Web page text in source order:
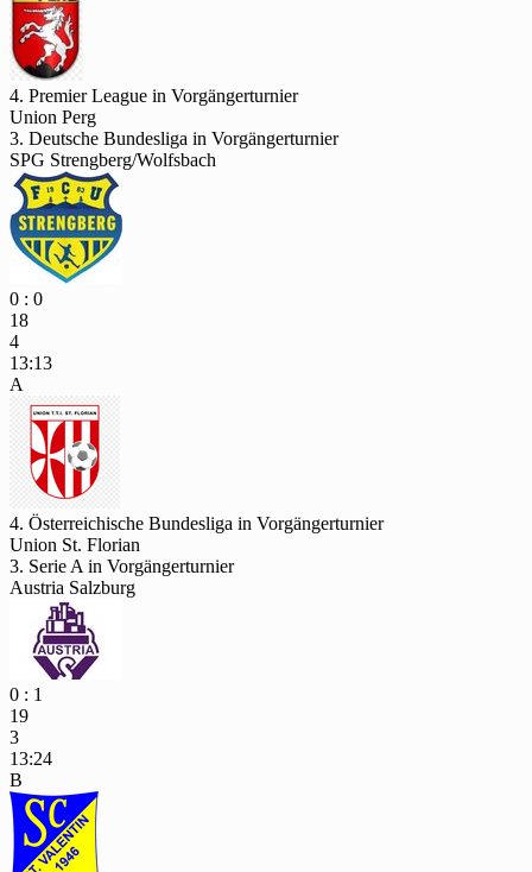
4. Premier League in Vorgängerturnier
Union Perg
3. Deutsche Bundesliga in Vorgängerturnier
SPG Strengberg/Wolfsbach
0 : 0
18
4
13:13
A
4. Österreichische Bundesliga in Vorgängerturnier
Union St. Florian
3. Serie A in Vorgängerturnier
Austria Salzburg
0 : 1
19
3
13:24
B